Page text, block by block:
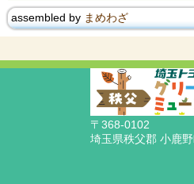
assembled by まめわざ
〒368-0102
埼玉県秩父郡 小鹿